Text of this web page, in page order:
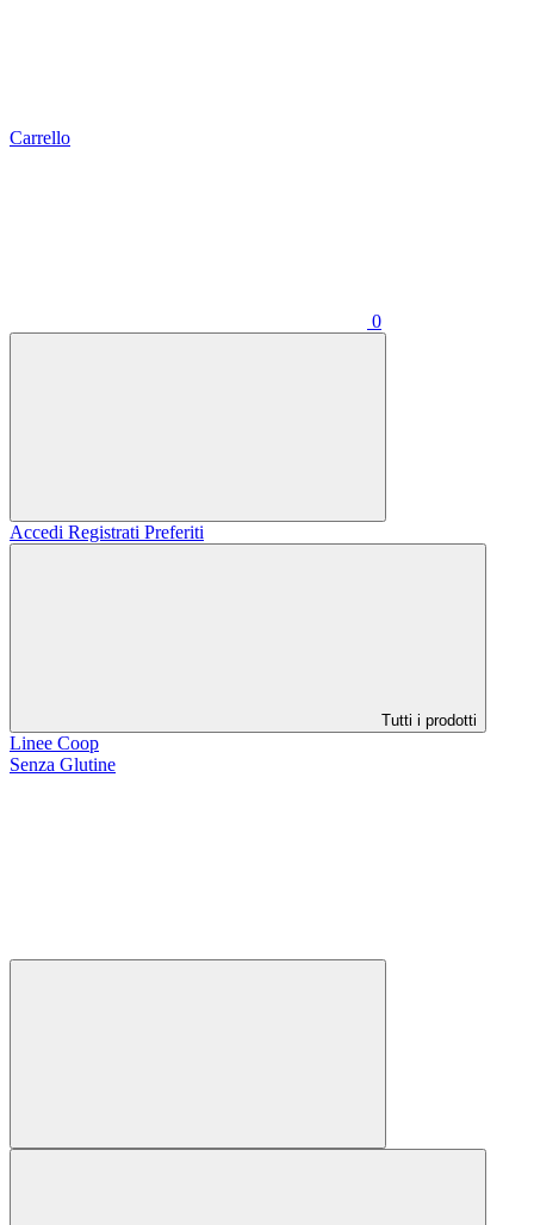
Carrello
0
Accedi Registrati Preferiti
Tutti i prodotti
Linee Coop
Senza Glutine